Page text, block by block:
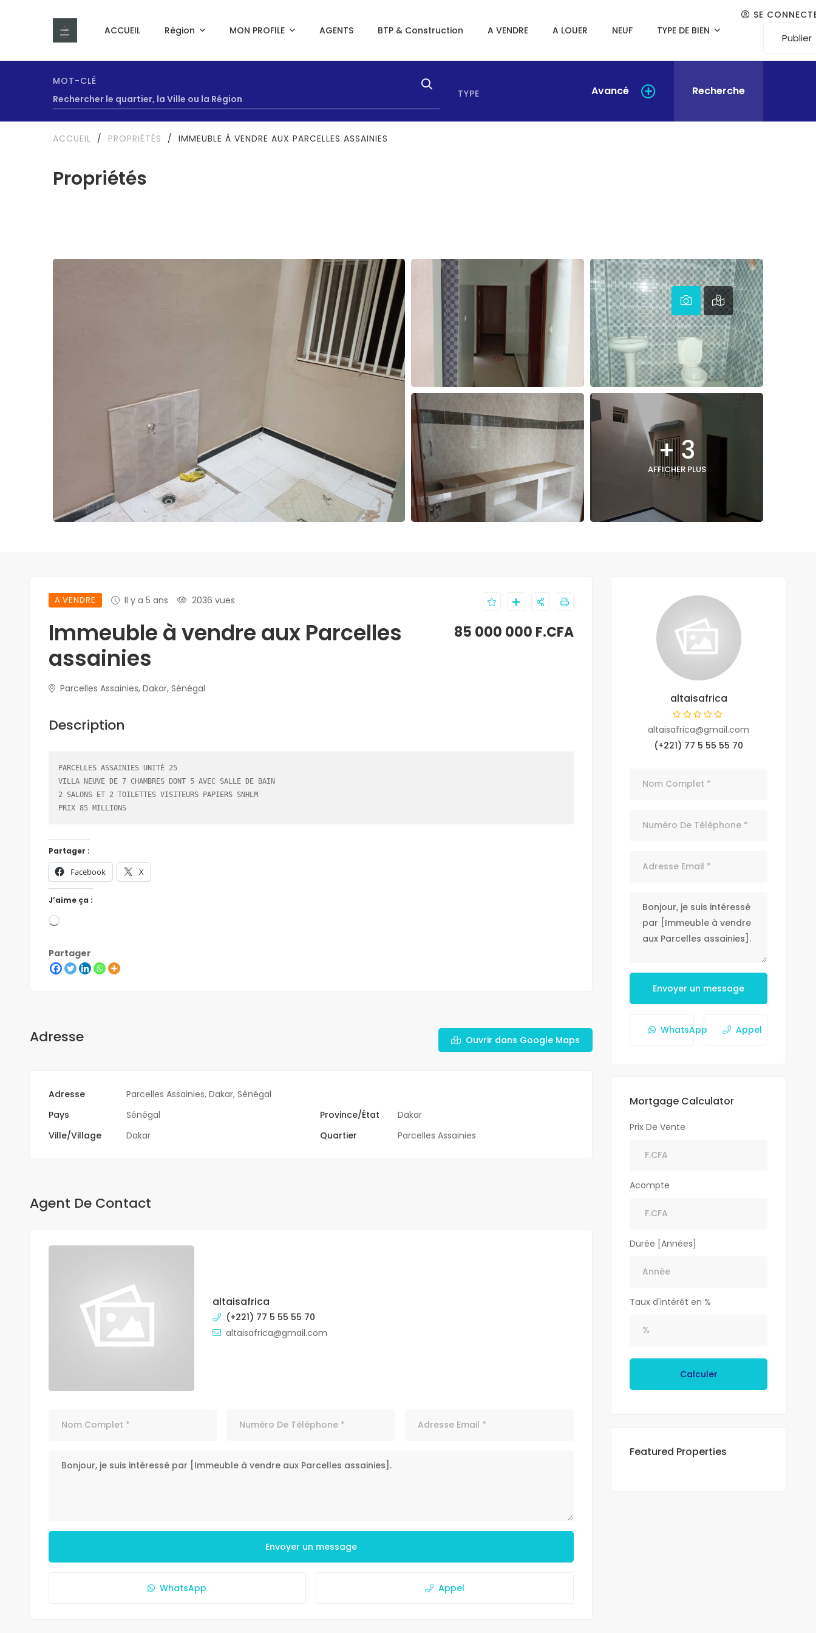
ACCUEIL Région MON PROFILE AGENTS BTP & Construction A VENDRE A LOUER NEUF TYPE DE BIEN
SE
Publier
MOT-CLÉ
TYPE
Avancé Recherche
Propriétés
ACCUEIL / PROPRIÉTÉS / IMMEUBLE À VENDRE AUX PARCELLES ASSAINIES
+ 3
AFFICHER PLUS
A VENDRE Il y a 5 ans 2036 vues
Immeuble à vendre aux Parcelles
assainies
Parcelles Assainies, Dakar, Sénégal
85 000 000 F.CFA
Description
PARCELLES ASSAINIES UNITÉ 25
VILLA NEUVE DE 7 CHAMBRES DONT 5 AVEC SALLE DE BAIN
2 SALONS ET 2 TOILETTES VISITEURS PAPIERS SNHLM
PRIX 85 MILLIONS
Partager :
Facebook X
J’aime ça :
Partager
Adresse Ouvrir dans Google Maps
Adresse
Parcelles Assainies, Dakar, Sénégal
Pays
Sénégal Province/État
Dakar
Ville/Village
Dakar Quartier Parcelles Assainies
Agent De Contact
altaisafrica
(+221) 77 5 55 55 70
altaisafrica@gmail.com
Envoyer un message
WhatsApp Appel
altaisafrica
altaisafrica@gmail.com
(+221) 77 5 55 55 70
Envoyer un message
WhatsApp Appel
Mortgage Calculator
Prix De Vente
Acompte
Durée [Années]
Taux d'intérêt en %
Calculer
Featured Properties